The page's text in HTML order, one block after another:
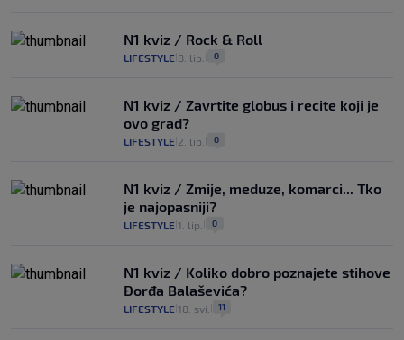
N1 kviz / Rock & Roll
LIFESTYLE 8. lip. 0
N1 kviz / Zavrtite globus i recite koji je
ovo grad?
LIFESTYLE 2. lip. 0
N1 kviz / Zmije, meduze, komarci... Tko
je najopasniji?
LIFESTYLE 1. lip. 0
N1 kviz / Koliko dobro poznajete stihove
Đorđa Balaševića?
LIFESTYLE 18. svi. 11